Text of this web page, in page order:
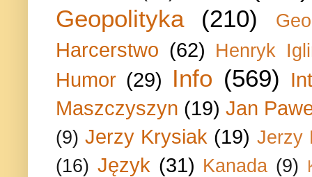
Geopolityka
(210)
Harcerstwo (62) Henryk
Humor (29) Info (569)
Maszczyszyn (19) Jan
(9) Jerzy Krysiak (19) Jerzy
(16) Język (31) Kanada (9)